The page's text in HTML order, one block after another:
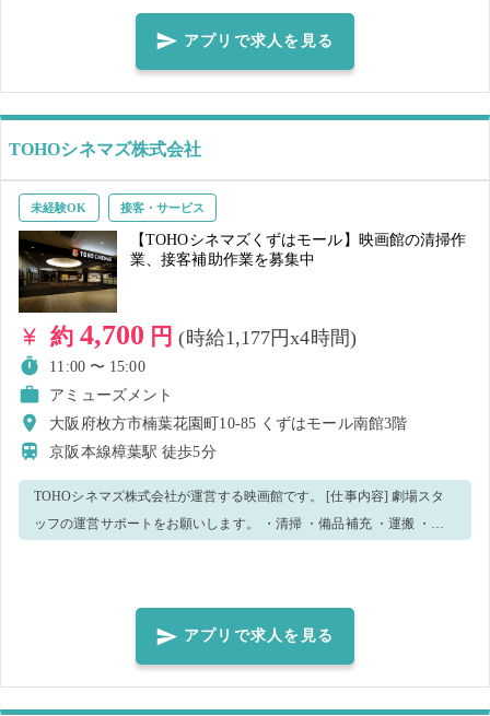
いですし、積み込みはちょっとした運動になります！（笑） 市場の朝
は早く、新鮮な野菜を届けるためには夜明け前からの準備が必要なこ
とも。また、飲食店やホテルへの配送では、ケースを運んだり階段を
上り下りしたりと、体を使う場面も多々あります。 でも、その分
**「一人の時間」は最高に自由！** 一度車に乗り込めば、そこはあな
がら、早朝の空いた大阪の道を走るのは、想像以上にストレスフリ
ー。 「オフィスにこもって人間関係に気を使うより、ハンドルを握っ
ている方が性に合う」という方には、これ以上ないほど気楽な職場で
す🤝✨ ✅仕事内容✅ 自動車を使用して、大阪・関西エリアでの配送を
お願いします。 ・中央卸売市場の配送： 新鮮な野菜を仕分け、積み込
んで出発！ ・飲食店・ホテルへの配送： 街の有名店やホテルへ、食材
を届けます。 ・大手関連の配送業務： 信頼を背負って走る、やりがい
のある業務です。 ・その他軽貨物運送： 状況に応じた配送業務をお願
いします。 長期就業者も募集しております！ ご興味を持った方はお気
軽にお声がけください！ 皆様からのご応募、お待ちしております🙆‍♀️
アプリで求人を見る
TOHOシネマズ株式会社
未経験OK 接客・サービス
【TOHOシネマズくずはモール】映画館の清掃作
業、接客補助作業を募集中
約 4,700 円(時給1,177円x4時間)
11:00 〜 15:00
アミューズメント
大阪府枚方市楠葉花園町10-85 くずはモール南館3階
京阪本線樟葉駅徒歩5分
TOHOシネマズ株式会社が運営する映画館です。 [仕事内容] 劇場スタ
ッフの運営サポートをお願いします。 ・清掃 ・備品補充 ・運搬 ・配
お待ちしております！
アプリで求人を見る